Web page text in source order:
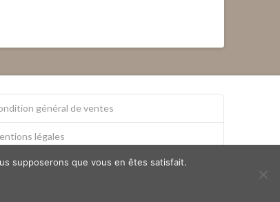
général de ventes
légales
supposerons que vous en êtes satisfait.